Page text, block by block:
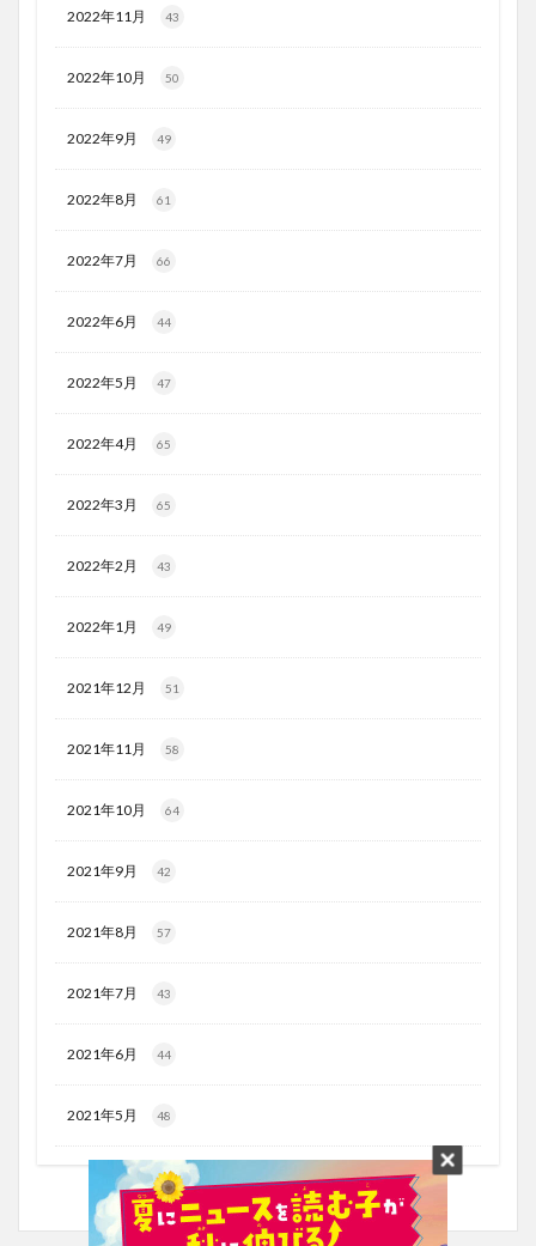
2022年11月 43
2022年10月 50
2022年9月 49
2022年8月 61
2022年7月 66
2022年6月 44
2022年5月 47
2022年4月 65
2022年3月 65
2022年2月 43
2022年1月 49
2021年12月 51
2021年11月 58
2021年10月 64
2021年9月 42
2021年8月 57
2021年7月 43
2021年6月 44
2021年5月 48